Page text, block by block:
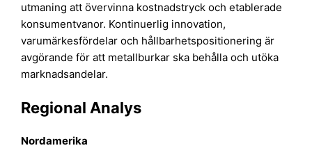
utmaning att övervinna kostnadstryck och etablerade
konsumentvanor. Kontinuerlig innovation,
varumärkesfördelar och hållbarhetspositionering är
avgörande för att metallburkar ska behålla och utöka
marknadsandelar.
Regional Analys
Nordamerika